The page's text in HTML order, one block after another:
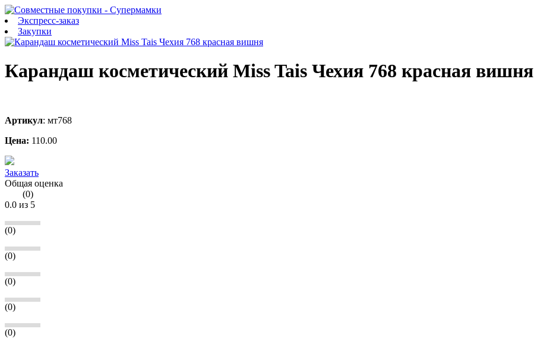
Экспресс-заказ
Закупки
Карандаш косметический Miss Tais Чехия 768 красная вишня
Артикул: мт768
Цена: 110.00
Заказать
Общая оценка
(0)
0.0 из 5
(0)
(0)
(0)
(0)
(0)